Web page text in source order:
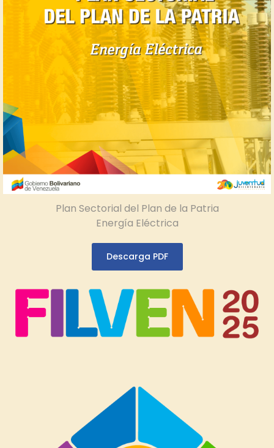
Plan Sectorial del Plan de la Patria
Energía Eléctrica
Descarga PDF